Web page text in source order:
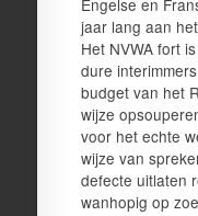
jaar lang aan
Het NVWA fort
dure
budget van het
wijze
voor het echte
wijze van
defecte uitlaten
wanhopig op